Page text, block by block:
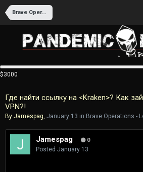
Brave Operations - Lollipop Division Recruitment
$3000
Где найти ссылку на <Kraken>? Как
VPN?!
By Jamespag January 13 in Brave Operations -
Jamespag 0
Posted January 13